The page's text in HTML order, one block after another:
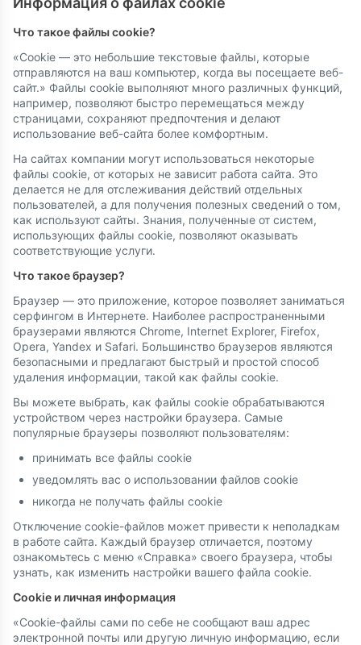
Что такое файлы cookie?
«Cookie — это небольшие текстовые файлы, которые
отправляются на ваш компьютер, когда вы посещаете веб-
сайт.» Файлы cookie выполняют много различных функций,
например, позволяют быстро перемещаться между
страницами, сохраняют предпочтения и делают
использование веб-сайта более комфортным.
На сайтах компании могут использоваться некоторые
файлы cookie, от которых не зависит работа сайта. Это
делается не для отслеживания действий отдельных
пользователей, а для получения полезных сведений о том,
как используют сайты. Знания, полученные от систем,
использующих файлы cookie, позволяют оказывать
соответствующие услуги.
Что такое браузер?
Браузер — это приложение, которое позволяет заниматься
серфингом в Интернете. Наиболее распространенными
браузерами являются Chrome, Internet Explorer, Firefox,
Opera, Yandex и Safari. Большинство браузеров являются
безопасными и предлагают быстрый и простой способ
удаления информации, такой как файлы cookie.
Вы можете выбрать, как файлы cookie обрабатываются
устройством через настройки браузера. Самые
популярные браузеры позволяют пользователям:
принимать все файлы cookie
уведомлять вас о использовании файлов cookie
никогда не получать файлы cookie
Отключение cookie-файлов может привести к неполадкам
в работе сайта. Каждый браузер отличается, поэтому
ознакомьтесь с меню «Справка» своего браузера, чтобы
узнать, как изменить настройки вашего файла cookie.
Cookie и личная информация
«Cookie-файлы сами по себе не сообщают ваш адрес
электронной почты или другую личную информацию, если